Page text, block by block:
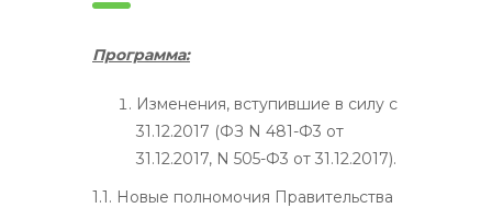
Программа:
Изменения, вступившие в силу с
31.12.2017 (ФЗ N 481-Ф3 от
31.12.2017, N 505-Ф3 от 31.12.2017).
1.1. Новые полномочия Правительства